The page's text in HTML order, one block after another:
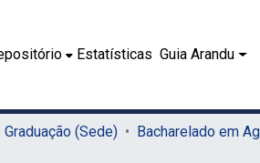
Estatísticas Guia Arandu
Graduação (Sede)